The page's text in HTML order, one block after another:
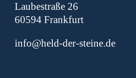
Laubestraße 26
60594 Frankfurt
info@held-der-steine.de